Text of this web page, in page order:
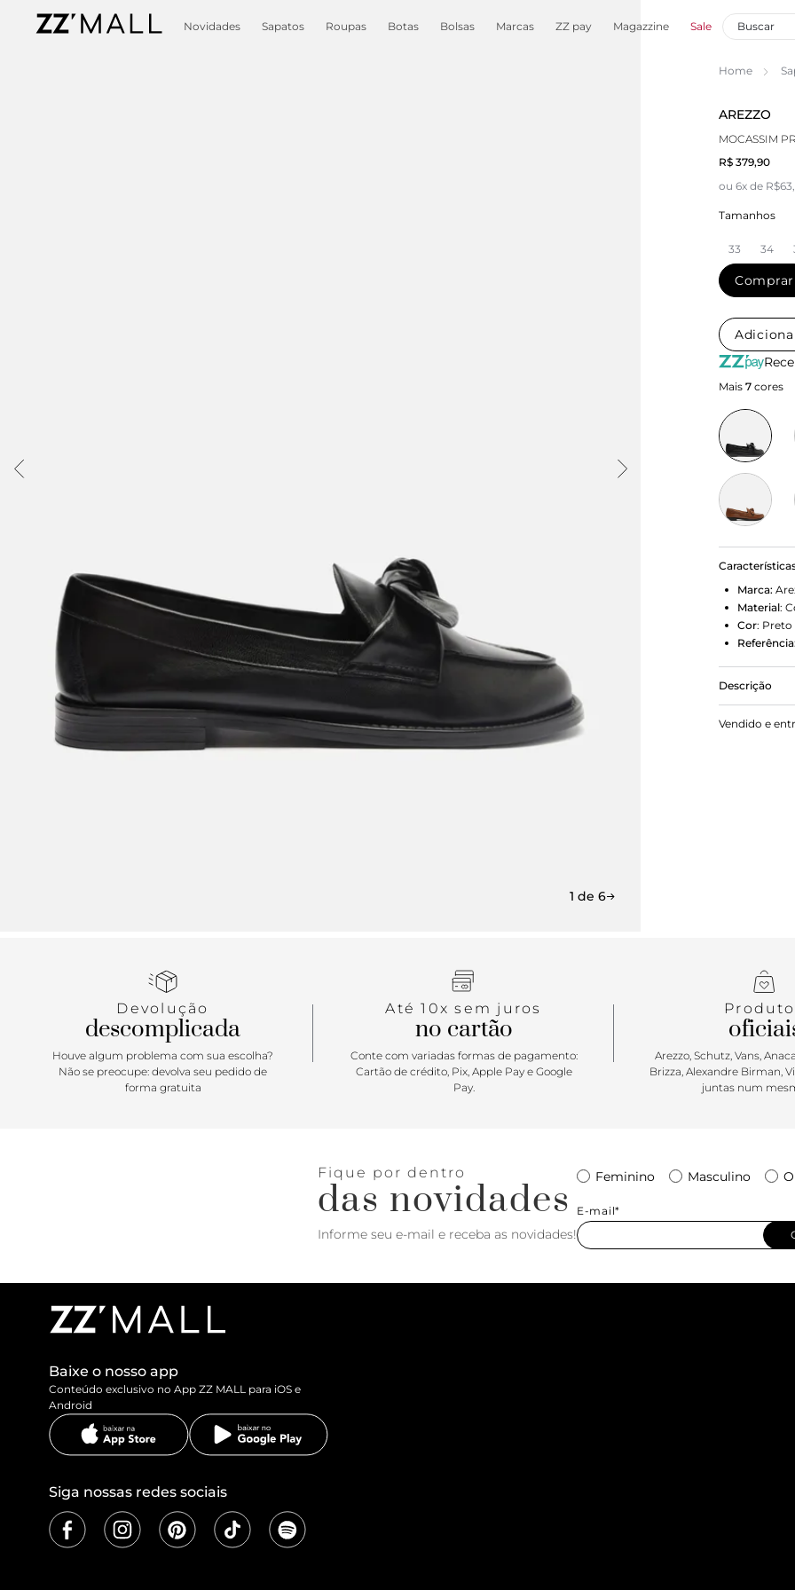
Novidades Sapatos Roupas Botas Bolsas Marcas ZZ pay Magazzine Sale
1 de 6
Home
AREZZO
MOCASSIM
R$ 379,90
ou 6x de
Tamanhos
33 34
Comprar
Mais 7 cores
Marca:
Material:
Cor: Preto
Referência:
Descrição
Mocassim
preta e bico
Vendido e
Devolução
descomplicada
Houve algum problema com sua escolha?
Não se preocupe: devolva seu pedido de
forma gratuita
Até 10x sem juros
no cartão
Conte com variadas formas de pagamento:
Cartão de crédito, Pix, Apple Pay e Google
Pay.
Arezzo, Schutz, Vans,
Brizza, Alexandre Birman,
juntas num
Fique por dentro
das novidades
Informe seu e-mail e receba as novidades!
Feminino Masculino
E-mail*
Baixe o nosso app
Conteúdo exclusivo no App ZZ MALL para iOS e
Android
Siga nossas redes sociais